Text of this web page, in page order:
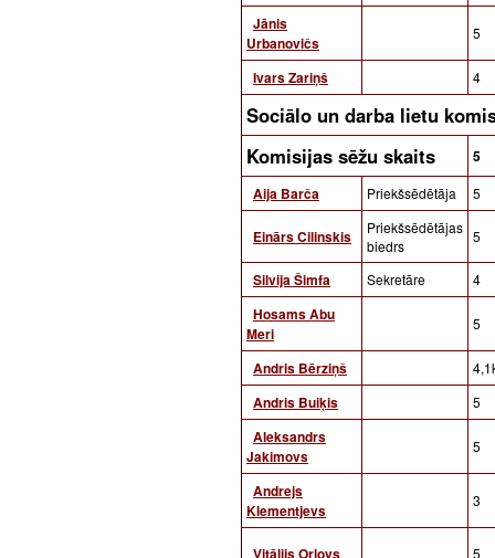
Jānis
Urbanovičs
5
Ivars Zariņš 4
Sociālo un darba lietu
Komisijas sēžu skaits
5
Aija Barča
Priekšsēdētāja 5
Einārs Cilinskis
Priekšsēdētājas
biedrs
5
Silvija Šimfa Sekretāre 4
Hosams Abu
Meri
5
Andris Bērziņš
Andris Buiķis 5
Aleksandrs
Jakimovs
5
Andrejs
Klementjevs
3
Vitālijs Orlovs 5